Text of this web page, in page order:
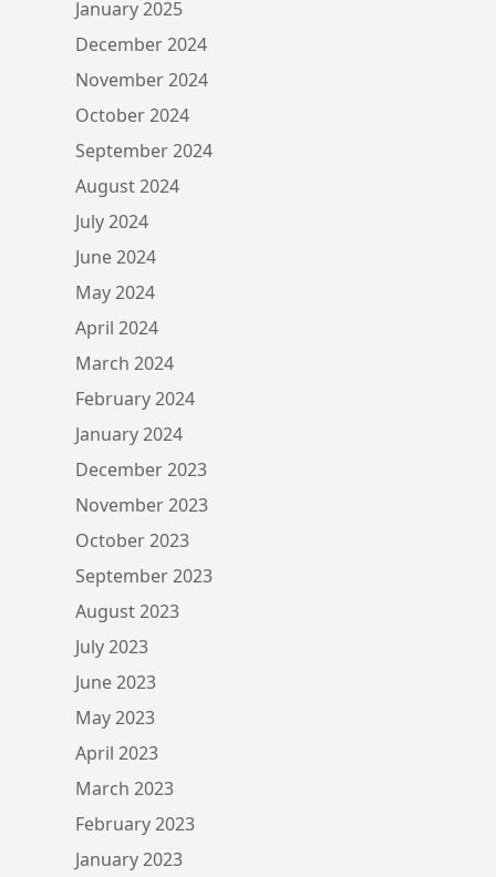
January 2025
December 2024
November 2024
October 2024
September 2024
August 2024
July 2024
June 2024
May 2024
April 2024
March 2024
February 2024
January 2024
December 2023
November 2023
October 2023
September 2023
August 2023
July 2023
June 2023
May 2023
April 2023
March 2023
February 2023
January 2023